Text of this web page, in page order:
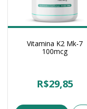
Vitamina K2 Mk-7
100mcg
R$29,85